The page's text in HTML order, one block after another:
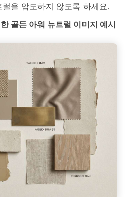
을 압도하지 않도록 하세요.
골든 아워 뉴트럴 이미지 예시